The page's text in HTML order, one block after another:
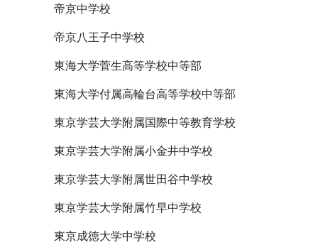
帝京中学校
帝京八王子中学校
東海大学菅生高等学校中等部
東海大学付属高輪台高等学校中等部
東京学芸大学附属国際中等教育学校
東京学芸大学附属小金井中学校
東京学芸大学附属世田谷中学校
東京学芸大学附属竹早中学校
東京成徳大学中学校